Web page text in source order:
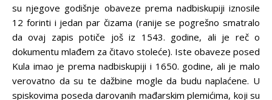
su njegove godišnje obaveze prema nadbiskupiji iznosile
12 forinti i jedan par čizama (ranije se pogrešno smatralo
da ovaj zapis potiče još iz 1543. godine, ali je reč o
dokumentu mlađem za čitavo stoleće). Iste obaveze posed
Kula imao je prema nadbiskupiji i 1650. godine, ali je malo
verovatno da su te dažbine mogle da budu naplaćene. U
spiskovima poseda darovanih mađarskim plemićima, koji su